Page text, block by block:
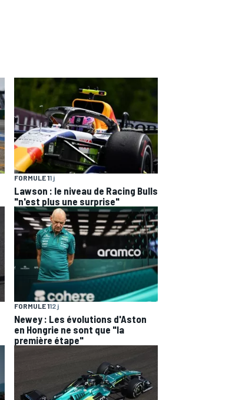
FORMULE 11 j
Lawson : le niveau de Racing Bulls
"n'est plus une surprise"
FORMULE 112 j
Newey : Les évolutions d'Aston
en Hongrie ne sont que "la
première étape"